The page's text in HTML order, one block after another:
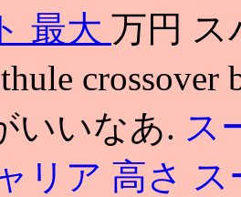
最大 万円 ス
いいなあ. ス
リア 高さ